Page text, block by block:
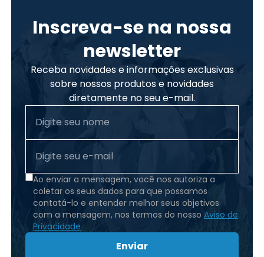
Inscreva-se na nossa
newsletter
Receba novidades e informações exclusivas
sobre nossos produtos e novidades
diretamente no seu e-mail.
Ao enviar a mensagem, você nos autoriza a
coletar os seus dados para que possamos
contatá-lo e entender melhor seus objetivos
com a mensagem, nos termos do nossoAviso de
Privacidade
Enviar